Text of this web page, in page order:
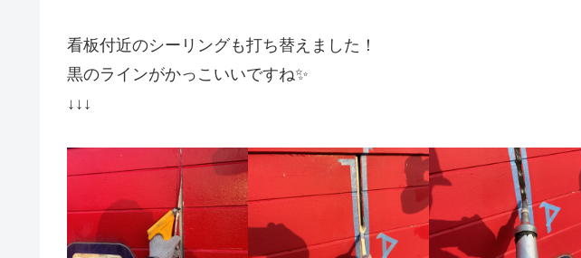
看板付近のシーリングも打ち替えました！
黒のラインがかっこいいですね✨
↓↓↓